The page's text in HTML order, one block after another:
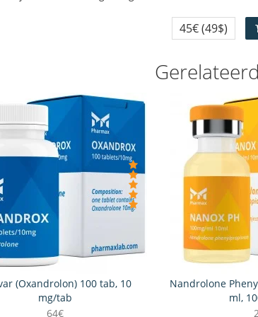
45€(49$)
(Oxandrolon) 100 tab, 10
mg/tab
64€
Nandrolone
ml,